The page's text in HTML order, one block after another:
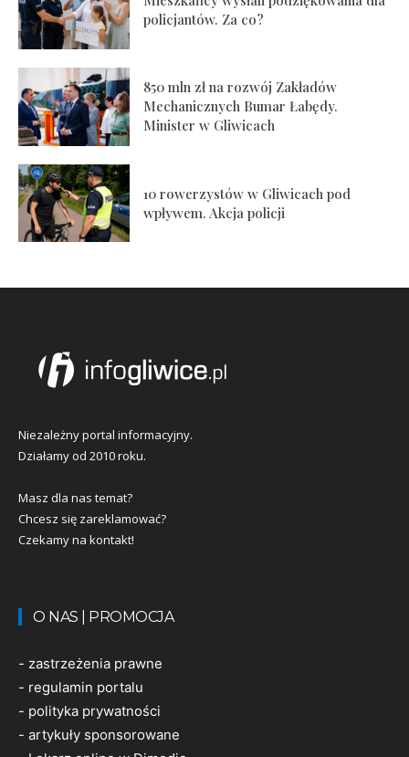
policjantów. Za co?
850 mln zł na rozwój Zakładów
Mechanicznych Bumar Łabędy.
Minister w Gliwicach
10 rowerzystów w Gliwicach pod
wpływem. Akcja policji
Niezależny portal informacyjny.
Działamy od 2010 roku.
Masz dla nas temat?
Chcesz się zareklamować?
Czekamy na kontakt!
O NAS | PROMOCJA
- zastrzeżenia prawne
- regulamin portalu
- polityka prywatności
- artykuły sponsorowane